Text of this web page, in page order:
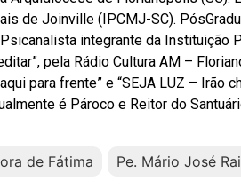
de Joinville (IPCMJ-SC).
integrante da
pela Rádio Cultura AM –
para frente” e “SEJA LUZ –
é Pároco e Reitor do
de Fátima Pe. Mário José